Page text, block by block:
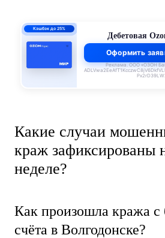
ПСК 55–62,4%
годовых
Кредитная
Оформить
Реклама. ООО «ОЗОН
Какие случаи
краж зафиксированы
неделе?
Как произошла кража с
счёта в Волгодонске?